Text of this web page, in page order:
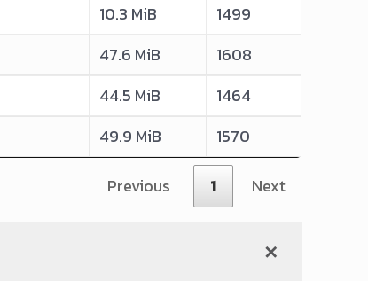
10.3 MiB
1499
47.6 MiB
1608
44.5 MiB
1464
49.9 MiB 1570
Previous 1 Next
✕